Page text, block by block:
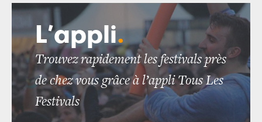
L’appli.
Trouvez rapidement les festivals près
de chez vous grâce à l’appli Tous Les
Festivals